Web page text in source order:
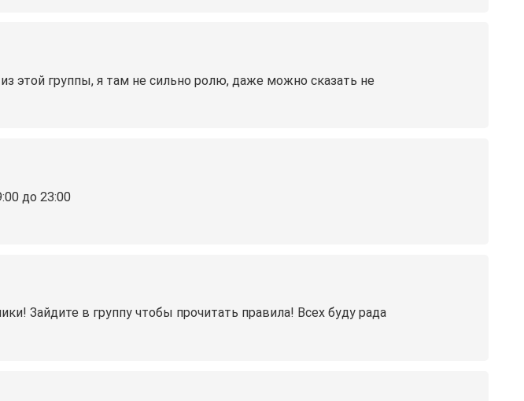
этой группы, я там не сильно ролю, даже можно сказать не
до 23:00
Зайдите в группу чтобы прочитать правила! Всех буду рада